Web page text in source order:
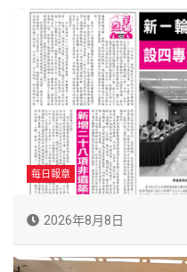
每日報章
2026年8月8日